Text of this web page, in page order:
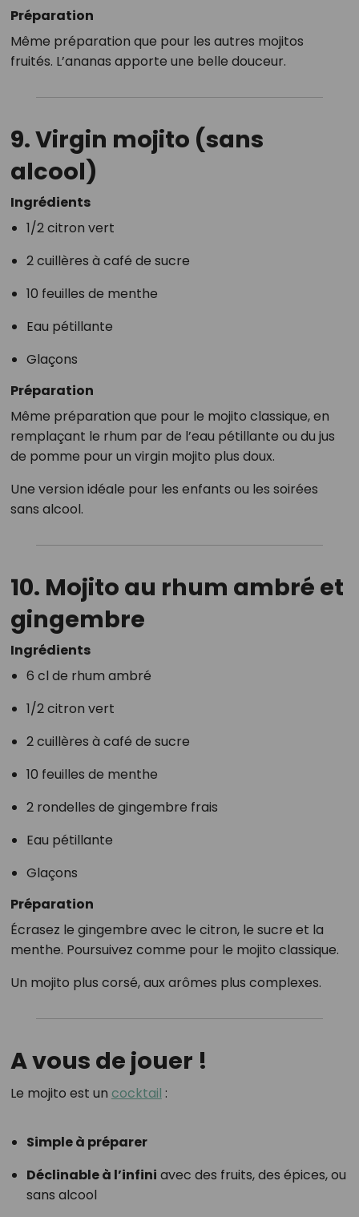
Préparation
Même préparation que pour les autres mojitos
fruités. L’ananas apporte une belle douceur.
9. Virgin mojito (sans
alcool)
Ingrédients
1/2 citron vert
2 cuillères à café de sucre
10 feuilles de menthe
Eau pétillante
Glaçons
Préparation
Même préparation que pour le mojito classique, en
remplaçant le rhum par de l’eau pétillante ou du jus
de pomme pour un virgin mojito plus doux.
Une version idéale pour les enfants ou les soirées
sans alcool.
10. Mojito au rhum ambré et
gingembre
Ingrédients
6 cl de rhum ambré
1/2 citron vert
2 cuillères à café de sucre
10 feuilles de menthe
2 rondelles de gingembre frais
Eau pétillante
Glaçons
Préparation
Écrasez le gingembre avec le citron, le sucre et la
menthe. Poursuivez comme pour le mojito classique.
Un mojito plus corsé, aux arômes plus complexes.
A vous de jouer !
Le mojito est un cocktail :
Simple à préparer
Déclinable à l’infini avec des fruits, des épices, ou
sans alcool